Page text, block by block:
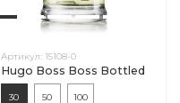
Артикул: 15108-0
Hugo Boss Boss Bottled
30 50 100